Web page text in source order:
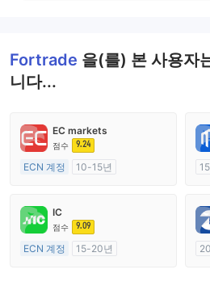
Fortrade 을(를) 본 사용자
니다...
EC markets
점수 9.24
ECN 계정
10-15년
외환 거래 라이선스 (MM)
마스터 레이블 MT4
IC
점수 9.09
ECN 계정
15-20년